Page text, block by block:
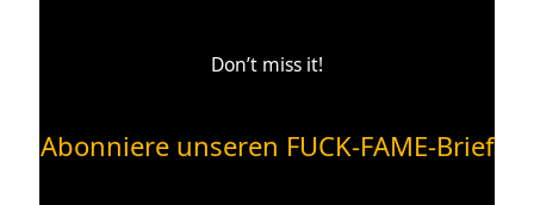
Don’t miss it!
Abonniere unseren FUCK-FAME-Brief